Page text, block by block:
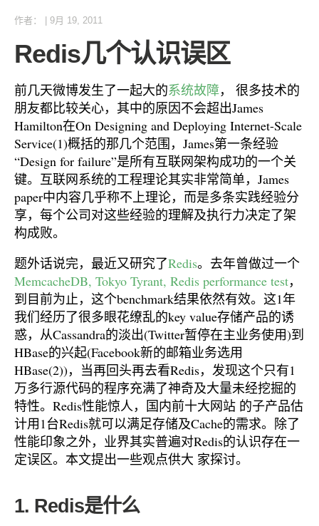
作者： 9月 19, 2011
Redis几个认识误区
前几天微博发生了一起大的系统故障， 很多技术的
朋友都比较关心，其中的原因不会超出James
Hamilton在On Designing and Deploying Internet-Scale
Service(1)概括的那几个范围，James第一条经验
“Design for failure”是所有互联网架构成功的一个关
键。互联网系统的工程理论其实非常简单，James
paper中内容几乎称不上理论，而是多条实践经验分
享，每个公司对这些经验的理解及执行力决定了架
构成败。
题外话说完，最近又研究了Redis。去年曾做过一个
MemcacheDB, Tokyo Tyrant, Redis performance test，
到目前为止，这个benchmark结果依然有效。这1年
我们经历了很多眼花缭乱的key value存储产品的诱
惑，从Cassandra的淡出(Twitter暂停在主业务使用)到
HBase的兴起(Facebook新的邮箱业务选用
HBase(2))，当再回头再去看Redis，发现这个只有1
万多行源代码的程序充满了神奇及大量未经挖掘的
特性。Redis性能惊人，国内前十大网站 的子产品估
计用1台Redis就可以满足存储及Cache的需求。除了
性能印象之外，业界其实普遍对Redis的认识存在一
定误区。本文提出一些观点供大 家探讨。
1. Redis是什么